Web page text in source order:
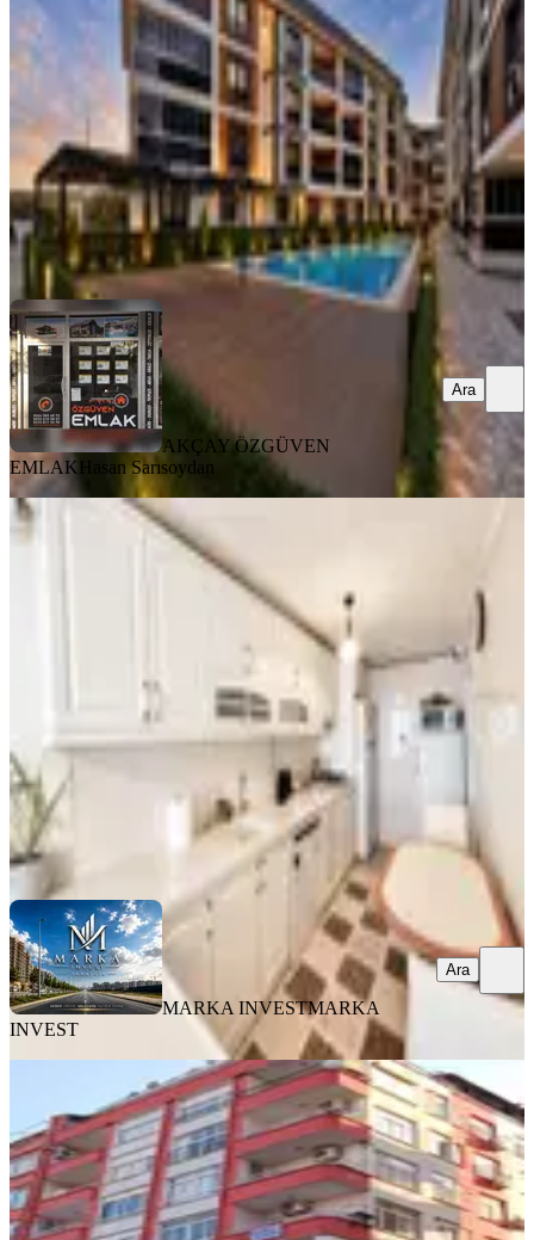
Balıkesir, Edremit
2+1·105 m² ·2. Kat·04.08.2026
4.900.000 ₺
AKÇAY ÖZGÜVEN EMLAKHasan Sarısoydan
Ara
AKÇAY ÖZGÜVEN
EMLAK
Hasan Sarısoydan
Ara
ÖNE ÇIKAN
Eryaman Güzelkent Metro Ve
Metromall Yakını |site İçi 3+1 | Marka
· 04.08.2026
5.990.000 ₺
MARKA INVEST MARKA INVEST
Ara
MARKA INVESTMARKA
INVEST
Ara
Çerçi (ilke ) Emlaktan Öğretmenler
Mah Asansörlü 4. Kat Satılık Daire
Mersin, Tarsus
3+1·130 m²·4. Kat·04.08.2026